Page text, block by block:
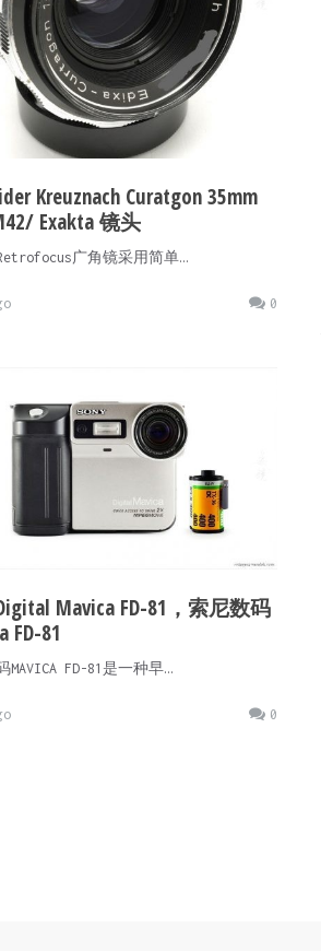
Kreuznach Curatgon 35mm
Exakta 镜头
广角镜采用简单…
0
Mavica FD-81，索尼数码
FD-81
MAVICA FD-81是一种早…
0